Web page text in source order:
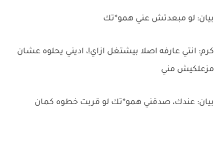
بيان: لو مبعدتش عني همو*تك
كرم: انتي عارفه اصلا بيشتغل ازاي!، اديني يحلوه عشان
مزعلكيش مني
بيان: عندك، صدقني همو*تك لو قربت خطوه كمان